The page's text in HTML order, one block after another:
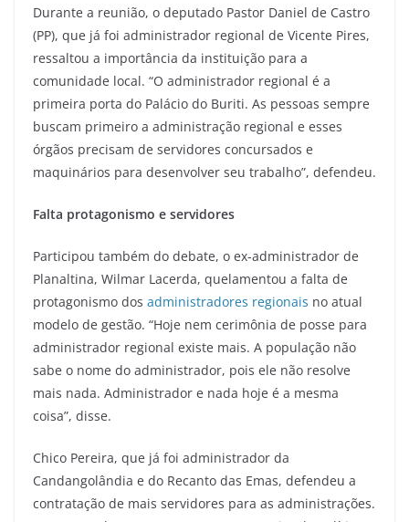
Durante a reunião, o deputado Pastor Daniel de Castro
(PP), que já foi administrador regional de Vicente Pires,
ressaltou a importância da instituição para a
comunidade local. “O administrador regional é a
primeira porta do Palácio do Buriti. As pessoas sempre
buscam primeiro a administração regional e esses
órgãos precisam de servidores concursados e
maquinários para desenvolver seu trabalho”, defendeu.
Falta protagonismo e servidores
Participou também do debate, o ex-administrador de
Planaltina, Wilmar Lacerda, quelamentou a falta de
protagonismo dos administradores regionais no atual
modelo de gestão. “Hoje nem cerimônia de posse para
administrador regional existe mais. A população não
sabe o nome do administrador, pois ele não resolve
mais nada. Administrador e nada hoje é a mesma
coisa”, disse.
Chico Pereira, que já foi administrador da
Candangolândia e do Recanto das Emas, defendeu a
contratação de mais servidores para as administrações.